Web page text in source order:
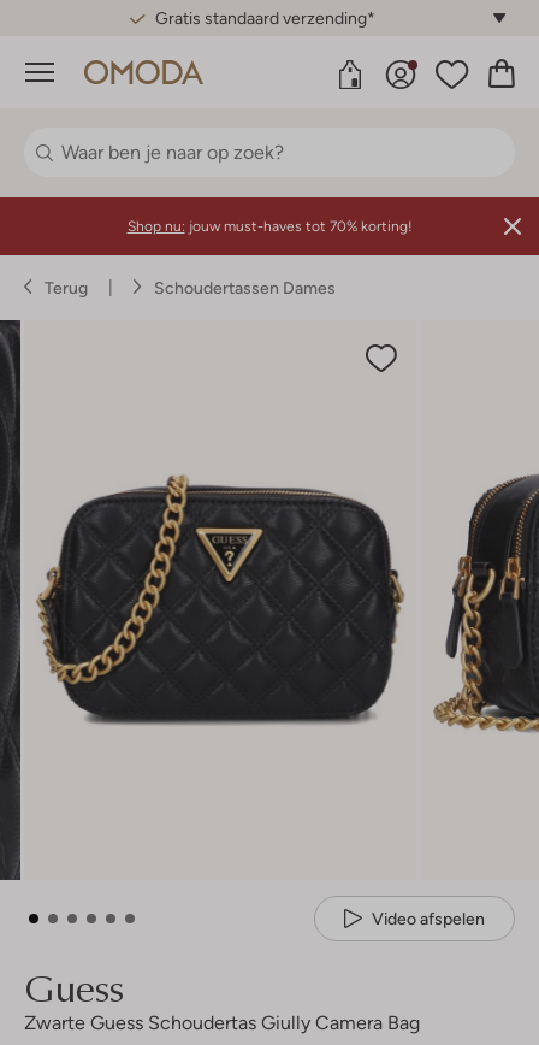
Gratis standaard verzending*
Menu
Shop nu: jouw must-haves tot 70% korting!
Terug Schoudertassen Dames
Video afspelen
Guess
Zwarte Guess Schoudertas Giully Camera Bag